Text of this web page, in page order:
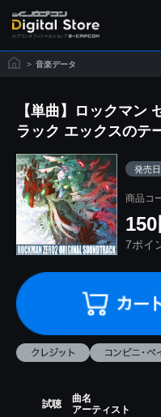
> 音楽データ
【単曲】ロックマン
ラック エックスのテ
発売日
商品コ
150
7ポイ
試聴
曲名
アーティスト